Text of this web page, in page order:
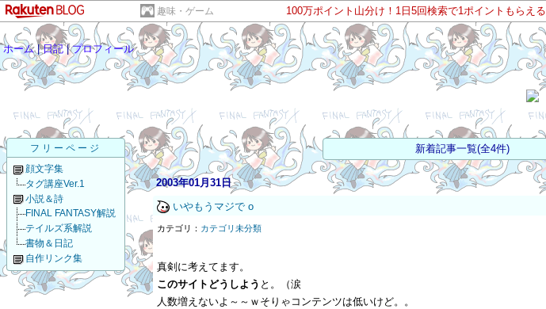
趣味・ゲーム 100万ポイント山分け！1日5回検索で1ポイントもらえる
ホーム|日記|プロフィール
フリーページ
顔文字集
タグ講座Ver.1
小説＆詩
FINAL FANTASY解説
テイルズ系解説
書物＆日記
自作リンク集
新着記事一覧(全4件)
2003年01月31日
いやもうマジで o
カテゴリ： カテゴリ未分類
真剣に考えてます。
このサイトどうしよう と。（涙
人数増えないよ～～ｗそりゃコンテンツは低いけど。。